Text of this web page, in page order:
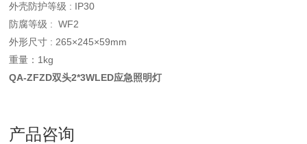
外壳防护等级 : IP30
防腐等级 : WF2
外形尺寸 : 265×245×59mm
重量：1kg
QA-ZFZD双头2*3WLED应急照明灯
产品咨询